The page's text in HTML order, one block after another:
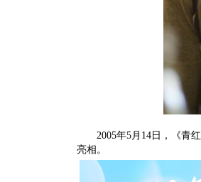
2005年5月14日，《青红
亮相。